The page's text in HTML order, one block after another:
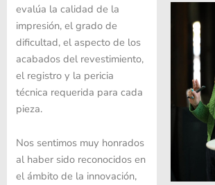
evalúa la calidad de la
impresión, el grado de
dificultad, el aspecto de los
acabados del revestimiento,
el registro y la pericia
técnica requerida para cada
pieza.
Nos sentimos muy honrados
al haber sido reconocidos en
el ámbito de la innovación,